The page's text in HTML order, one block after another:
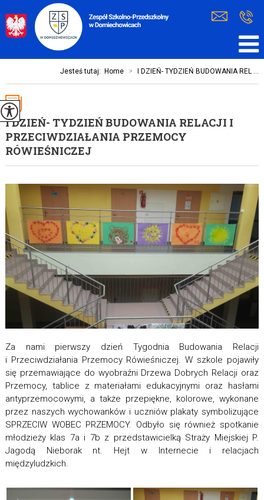
Jesteś tutaj: Home > I DZIEŃ- TYDZIEŃ BUDOWANIA REL ...
I DZIEŃ- TYDZIEŃ BUDOWANIA RELACJI I
PRZECIWDZIAŁANIA PRZEMOCY
RÓWIEŚNICZEJ
Za nami pierwszy dzień Tygodnia Budowania Relacji
i Przeciwdziałania Przemocy Rówieśniczej. W szkole pojawiły
się przemawiające do wyobraźni Drzewa Dobrych Relacji oraz
Przemocy, tablice z materiałami edukacyjnymi oraz hasłami
antyprzemocowymi, a także przepiękne, kolorowe, wykonane
przez naszych wychowanków i uczniów plakaty symbolizujące
SPRZECIW WOBEC PRZEMOCY. Odbyło się również spotkanie
młodzieży klas 7a i 7b z przedstawicielką Straży Miejskiej P.
Jagodą Nieborak nt. Hejt w Internecie i relacjach
międzyludzkich.